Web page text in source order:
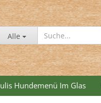
Alle
Hundemenü Im Glas